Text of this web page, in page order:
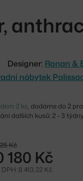
Designer: Ronan &
nábytek
2 ks, dodáme do 2
dalších kusů: 2 - 3 týdny
Kč
180 Kč
8 413,22 Kč